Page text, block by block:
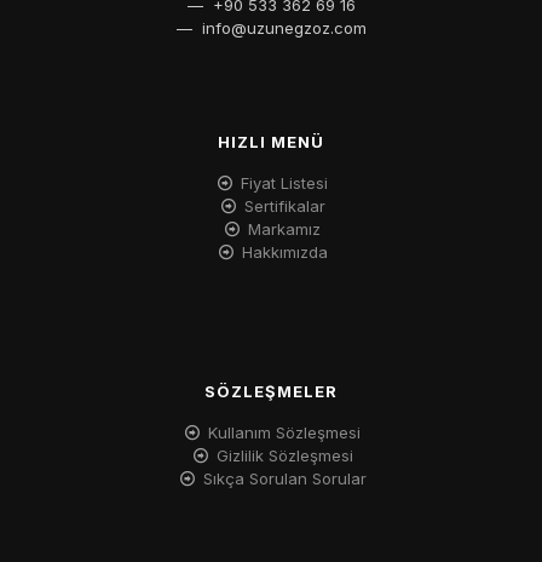
— +90 533 362 69 16
— info@uzunegzoz.com
HIZLI MENÜ
Fiyat Listesi
Sertifikalar
Markamız
Hakkımızda
SÖZLEŞMELER
Kullanım Sözleşmesi
Gizlilik Sözleşmesi
Sıkça Sorulan Sorular